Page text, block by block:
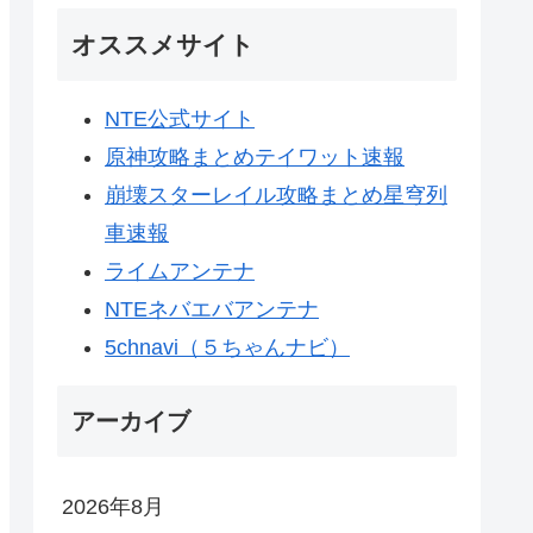
オススメサイト
NTE公式サイト
原神攻略まとめテイワット速報
崩壊スターレイル攻略まとめ星穹列
車速報
ライムアンテナ
NTEネバエバアンテナ
5chnavi（５ちゃんナビ）
アーカイブ
2026年8月